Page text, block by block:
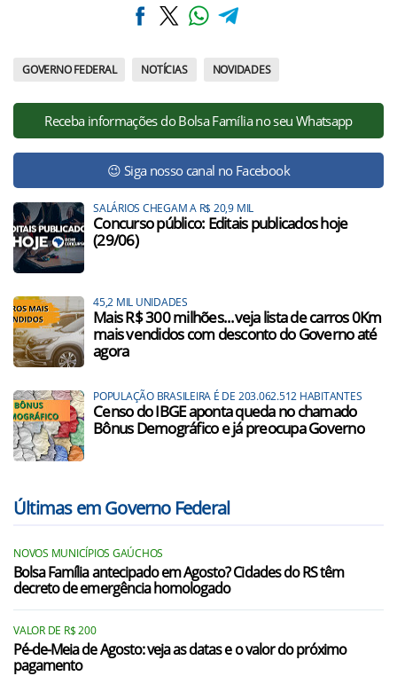
GOVERNO FEDERAL NOTÍCIAS NOVIDADES
Receba informações do Bolsa Família no seu Whatsapp
😉 Siga nosso canal no Facebook
SALÁRIOS CHEGAM A R$ 20,9 MIL
Concurso público: Editais publicados hoje
(29/06)
45,2 MIL UNIDADES
Mais R$ 300 milhões...veja lista de carros 0Km
mais vendidos com desconto do Governo até
agora
POPULAÇÃO BRASILEIRA É DE 203.062.512 HABITANTES
Censo do IBGE aponta queda no chamado
Bônus Demográfico e já preocupa Governo
Últimas em Governo Federal
NOVOS MUNICÍPIOS GAÚCHOS
Bolsa Família antecipado em Agosto? Cidades do RS têm
decreto de emergência homologado
VALOR DE R$ 200
Pé-de-Meia de Agosto: veja as datas e o valor do próximo
pagamento